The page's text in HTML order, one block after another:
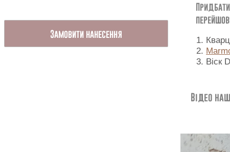
Віск
Відео
Замовити нанесення